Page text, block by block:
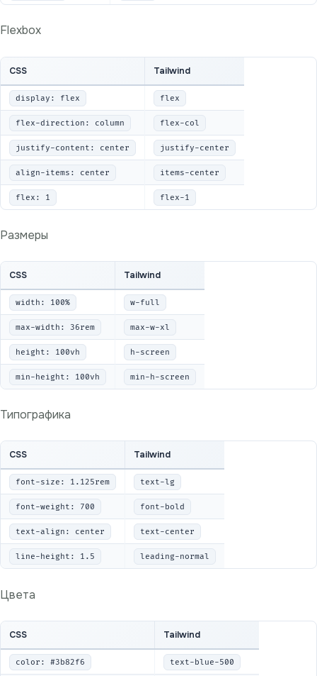
Flexbox
CSS Tailwind
display: flex flex
flex-direction: column flex-col
justify-content: center justify-center
align-items: center items-center
flex: 1 flex-1
Размеры
CSS Tailwind
width: 100% w-full
max-width: 36rem max-w-xl
height: 100vh h-screen
min-height: 100vh min-h-screen
Типографика
CSS Tailwind
font-size: 1.125rem text-lg
font-weight: 700 font-bold
text-align: center text-center
line-height: 1.5 leading-normal
Цвета
CSS Tailwind
color: #3b82f6 text-blue-500